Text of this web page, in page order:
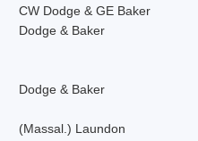
CW Dodge & GE Baker
Dodge & Baker
Dodge & Baker
(Massal.) Laundon